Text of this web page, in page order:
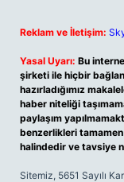
Reklam ve İletişim:
Yasal Uyarı: Bu
şirketi ile hiçbir
hazırladığımız
haber niteliği
paylaşım
benzerlikleri
halindedir ve tavsiye
Sitemiz, 5651 Sayılı